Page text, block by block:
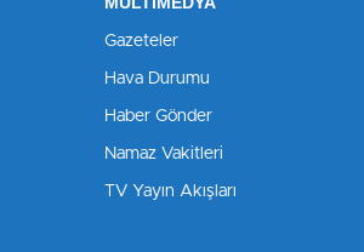
Gazeteler
Hava Durumu
Haber Gönder
Namaz Vakitleri
TV Yayın Akışları